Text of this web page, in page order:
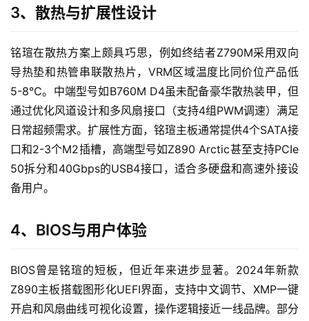
首
页
自
媒
体
3、散热与扩展性设计
铭瑄在散热方案上颇具巧思，例如终结者Z790M采用双向
导热垫和热管串联散热片，VRM区域温度比同价位产品低
5-8℃。中端型号如B760M D4虽未配备豪华散热装甲，但
通过优化风道设计和多风扇接口（支持4组PWM调速）满足
日常超频需求。扩展性方面，铭瑄主板通常提供4个SATA接
口和2-3个M2插槽，高端型号如Z890 Arctic甚至支持PCIe
50拆分和40Gbps的USB4接口，适合多硬盘和高速外接设
备用户。
4、BIOS与用户体验
BIOS曾是铭瑄的短板，但近年来进步显著。2024年新款
Z890主板搭载图形化UEFI界面，支持中文调节、XMP一键
开启和风扇曲线可视化设置，操作逻辑接近一线品牌。部分